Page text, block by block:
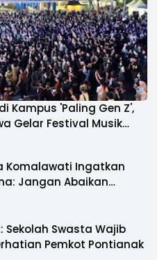
Kampus 'Paling Gen Z',
Gelar Festival Musik
Komalawati Ingatkan
Jangan Abaikan
Sekolah Swasta Wajib
Pemkot Pontianak